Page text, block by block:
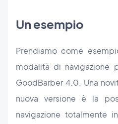
Un esempio
Prendiamo come
modalità di navigazione
GoodBarber 4.0. Una
nuova versione è la
navigazione totalmente